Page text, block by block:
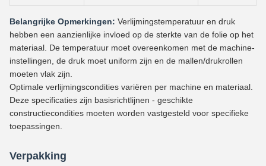
Belangrijke Opmerkingen: Verlijmingstemperatuur en druk
hebben een aanzienlijke invloed op de sterkte van de folie op het
materiaal. De temperatuur moet overeenkomen met de machine-
instellingen, de druk moet uniform zijn en de mallen/drukrollen
moeten vlak zijn.
Optimale verlijmingscondities variëren per machine en materiaal.
Deze specificaties zijn basisrichtlijnen - geschikte
constructiecondities moeten worden vastgesteld voor specifieke
toepassingen.
Verpakking